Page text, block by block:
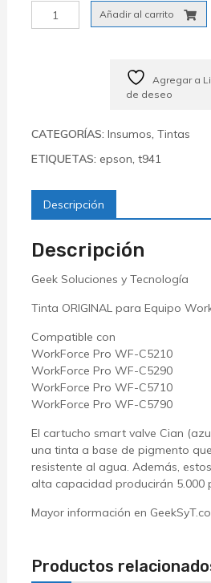
Tinta
Epson
C5290
(T941220-
R04L
cantidad
Añadir al carrito
Agregar a
de deseo
CATEGORÍAS: Insumos, Tintas
ETIQUETAS: epson, t941
Descripción
Descripción
Geek Soluciones y Tecnología
Tinta ORIGINAL para Equipo
Compatible con
WorkForce Pro WF-C5210
WorkForce Pro WF-C5290
WorkForce Pro WF-C5710
WorkForce Pro WF-C5790
El cartucho smart valve Cian
una tinta a base de pigmento
resistente al agua. Además,
alta capacidad producirán 5.000
Mayor información en
Productos